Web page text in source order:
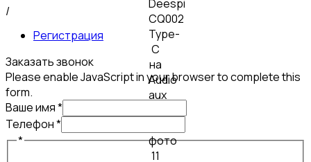
/
Регистрация
Заказать звонок
Please enable JavaScript in your browser to complete this
form.
Ваше имя*
Телефон
Ваше
Телефон*
*